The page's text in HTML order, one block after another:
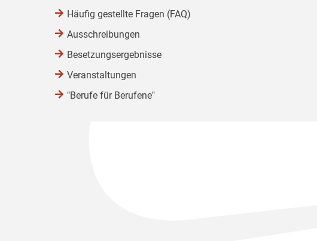
Häufig gestellte Fragen (FAQ)
Ausschreibungen
Besetzungsergebnisse
Veranstaltungen
"Berufe für Berufene"